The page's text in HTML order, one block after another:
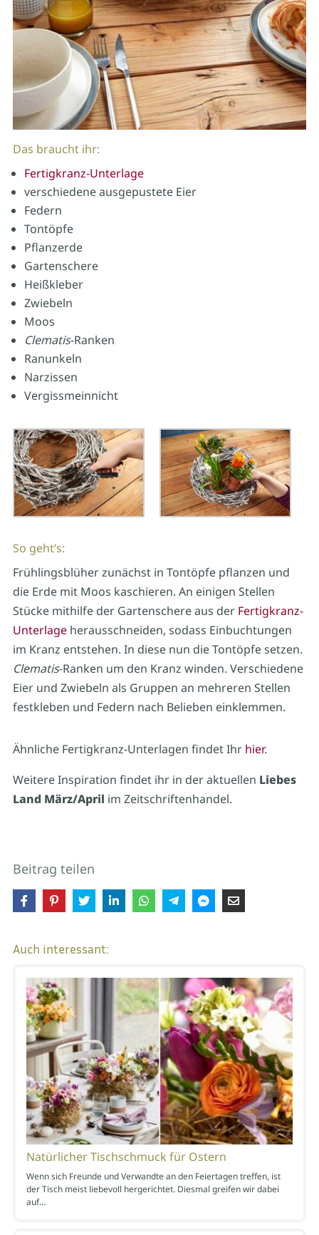
Das braucht ihr:
Fertigkranz-Unterlage
verschiedene ausgepustete Eier
Federn
Tontöpfe
Pflanzerde
Gartenschere
Heißkleber
Zwiebeln
Moos
Clematis-Ranken
Ranunkeln
Narzissen
Vergissmeinnicht
So geht’s:
Frühlingsblüher zunächst in Tontöpfe pflanzen und
die Erde mit Moos kaschieren. An einigen Stellen
Stücke mithilfe der Gartenschere aus der Fertigkranz-
Unterlageherausschneiden, sodass Einbuchtungen
im Kranz entstehen. In diese nun die Tontöpfe setzen.
Clematis-Ranken um den Kranz winden. Verschiedene
Eier und Zwiebeln als Gruppen an mehreren Stellen
festkleben und Federn nach Belieben einklemmen.
Ähnliche Fertigkranz-Unterlagen findet Ihr hier.
Weitere Inspiration findet ihr in der aktuellen Liebes
Land März/April im Zeitschriftenhandel.
Beitrag teilen
Auch interessant:
Natürlicher Tischschmuck für Ostern
Wenn sich Freunde und Verwandte an den Feiertagen treffen, ist
der Tisch meist liebevoll hergerichtet. Diesmal greifen wir dabei
auf…